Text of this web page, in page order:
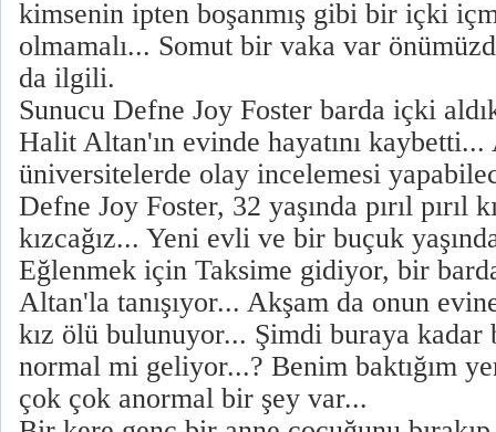
kimsenin ipten boşanmış gibi bir içki
olmamalı... Somut bir vaka var
da ilgili.
Sunucu Defne Joy Foster barda içki
Halit Altan'ın evinde hayatını kaybetti...
üniversitelerde olay incelemesi
Defne Joy Foster, 32 yaşında pırıl pırıl
kızcağız... Yeni evli ve bir buçuk
Eğlenmek için Taksime gidiyor, bir
Altan'la tanışıyor... Akşam da onun
kız ölü bulunuyor... Şimdi buraya kadar
normal mi geliyor...? Benim baktığım
çok çok anormal bir şey var...